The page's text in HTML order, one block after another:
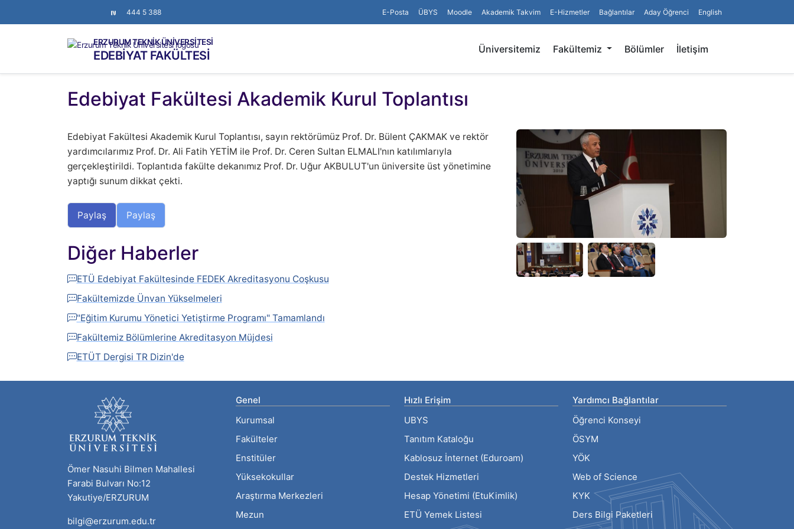
444 5 388 E-Posta ÜBYS Moodle Akademik Takvim E-Hizmetler Bağlantılar Aday Öğrenci English
ERZURUM TEKNİK ÜNİVERSİTESİ
EDEBİYAT FAKÜLTESİ Üniversitemiz Fakültemiz Bölümler İletişim
Edebiyat Fakültesi Akademik Kurul Toplantısı
Edebiyat Fakültesi Akademik Kurul Toplantısı, sayın rektörümüz Prof. Dr. Bülent ÇAKMAK ve rektör
yardımcılarımız Prof. Dr. Ali Fatih YETİM ile Prof. Dr. Ceren Sultan ELMALI'nın katılımlarıyla
gerçekleştirildi. Toplantıda fakülte dekanımız Prof. Dr. Uğur AKBULUT'un üniversite üst yönetimine
yaptığı sunum dikkat çekti.
Paylaş Paylaş
Diğer Haberler
ETÜ Edebiyat Fakültesinde FEDEK Akreditasyonu Coşkusu
Fakültemizde Ünvan Yükselmeleri
"Eğitim Kurumu Yönetici Yetiştirme Programı" Tamamlandı
Fakültemiz Bölümlerine Akreditasyon Müjdesi
ETÜT Dergisi TR Dizin'de
Ömer Nasuhi Bilmen Mahallesi
Farabi Bulvarı No:12
Yakutiye/ERZURUM
bilgi@erzurum.edu.tr
Genel
Kurumsal
Fakülteler
Enstitüler
Yüksekokullar
Araştırma Merkezleri
Mezun
Hızlı Erişim
UBYS
Tanıtım Kataloğu
Kablosuz İnternet (Eduroam)
Destek Hizmetleri
Hesap Yönetimi (EtuKimlik)
ETÜ Yemek Listesi
Yardımcı Bağlantılar
Öğrenci Konseyi
ÖSYM
YÖK
Web of Science
KYK
Ders Bilgi Paketleri